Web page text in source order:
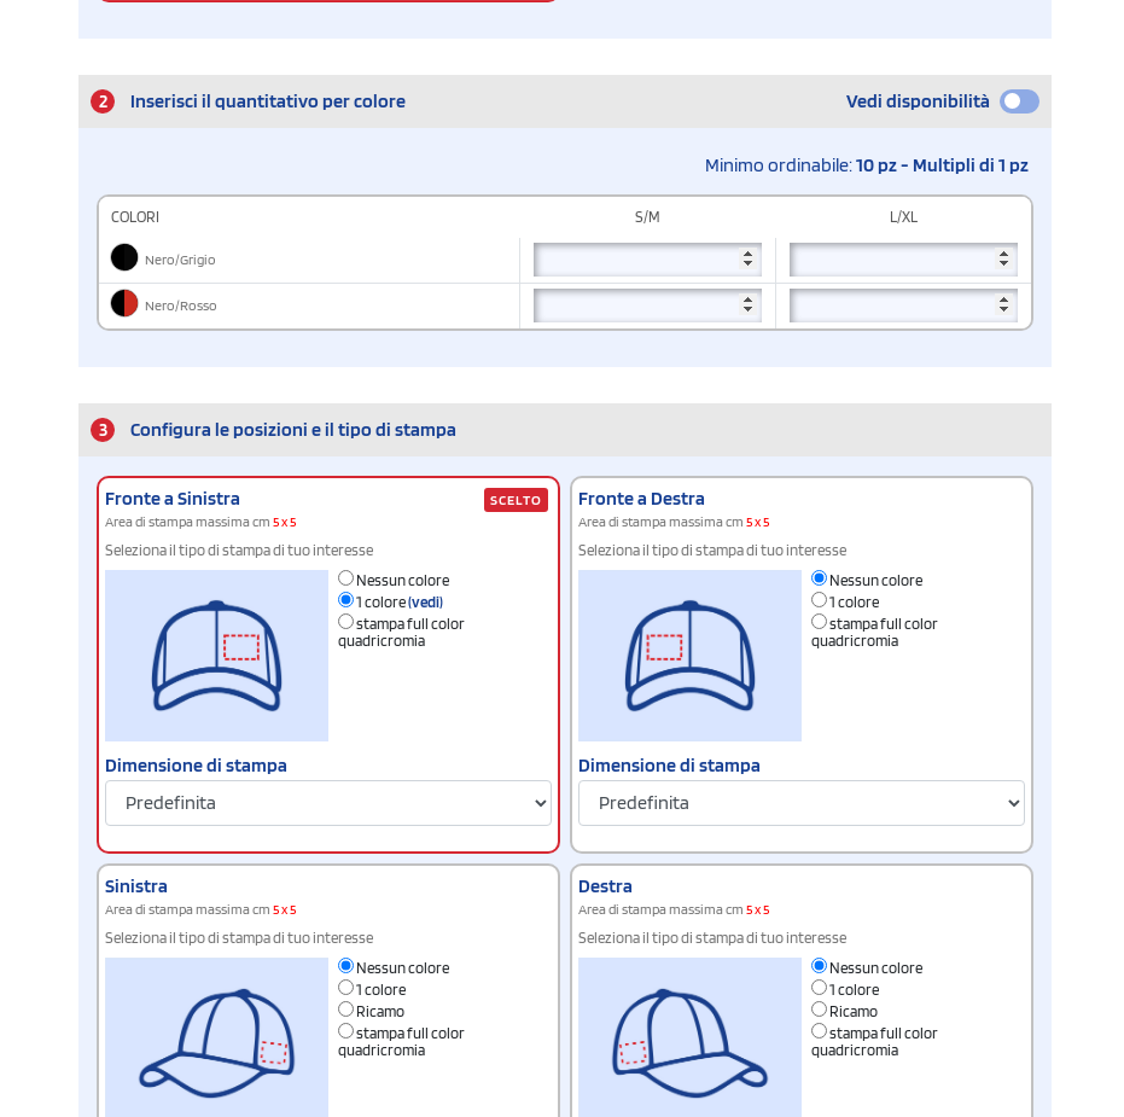
2 Inserisci il quantitativo per colore Vedi disponibilità
Minimo ordinabile:10 pz - Multipli di 1 pz
COLORI S/M L/XL
Nero/Grigio
Nero/Rosso
3 Configura le posizioni e il tipo di stampa
Fronte a Sinistra
Area di stampa massima cm 5 x 5
Seleziona il tipo di stampa di tuo interesse
Nessun colore
1 colore(vedi)
stampa full color
quadricromia
Dimensione di stampa
SCELTO Fronte a Destra
Area di stampa massima cm 5 x 5
Seleziona il tipo di stampa di tuo interesse
Nessun colore
1 colore
stampa full color
quadricromia
Dimensione di stampa
Sinistra
Area di stampa massima cm 5 x 5
Seleziona il tipo di stampa di tuo interesse
Nessun colore
1 colore
Ricamo
stampa full color
quadricromia
Destra
Area di stampa massima cm 5 x 5
Seleziona il tipo di stampa di tuo interesse
Nessun colore
1 colore
Ricamo
stampa full color
quadricromia